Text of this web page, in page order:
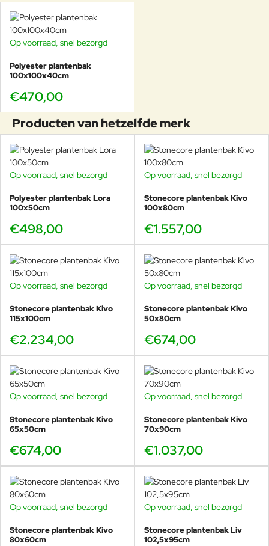
Op voorraad, snel bezorgd
Polyester plantenbak
100x100x40cm
€470,00
Producten van hetzelfde merk
Op voorraad, snel bezorgd
Polyester plantenbak Lora
100x50cm
€498,00
Op voorraad, snel bezorgd
Stonecore plantenbak Kivo
100x80cm
€1.557,00
Op voorraad, snel bezorgd
Stonecore plantenbak Kivo
115x100cm
€2.234,00
Op voorraad, snel bezorgd
Stonecore plantenbak Kivo
50x80cm
€674,00
Op voorraad, snel bezorgd
Stonecore plantenbak Kivo
65x50cm
€674,00
Op voorraad, snel bezorgd
Stonecore plantenbak Kivo
70x90cm
€1.037,00
Op voorraad, snel bezorgd
Stonecore plantenbak Kivo
80x60cm
Op voorraad, snel bezorgd
Stonecore plantenbak Liv
102,5x95cm